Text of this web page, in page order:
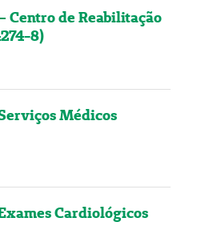
Centro de Reabilitação
8)
Médicos
Cardiológicos